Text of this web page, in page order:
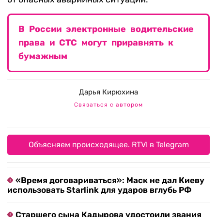
В России электронные водительские
права и СТС могут приравнять к
бумажным
Дарья Кирюхина
Связаться с автором
Объясняем происходящее. RTVI в Telegram
«Время договариваться»: Маск не дал Киеву
использовать Starlink для ударов вглубь РФ
Старшего сына Кадырова удостоили звания